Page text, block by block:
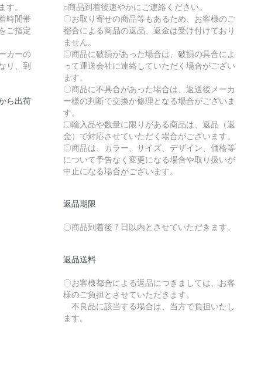
。
時間帯
ご指定
カーの
り、到
ら出荷
○商品到着後速やかにご連絡ください。
〇お取り寄せの商品等もあるため、お客様のご
都合による商品の返品、返金は受け付けており
ません。
〇商品に破損があった場合は、破損の具合によ
って運送会社に連絡していただく場合がござい
ます。
〇商品に不具合があった場合は、返送後メーカ
ー様の判断で交換か修理となる場合がございま
す。
〇輸入品や数量に限りがある商品は、返品（返
金）で対応させていただく場合がございます。
〇商品は、カラー、サイズ、デザイン、価格等
について予告なく変更になる場合や取り扱いが
中止になる場合がございます。
返品期限
〇商品到着後７日以内とさせていただきます。
返品送料
〇お客様都合による返品につきましては、お客
様のご負担とさせていただきます。
不良品に該当する場合は、当方で負担いたし
ます。